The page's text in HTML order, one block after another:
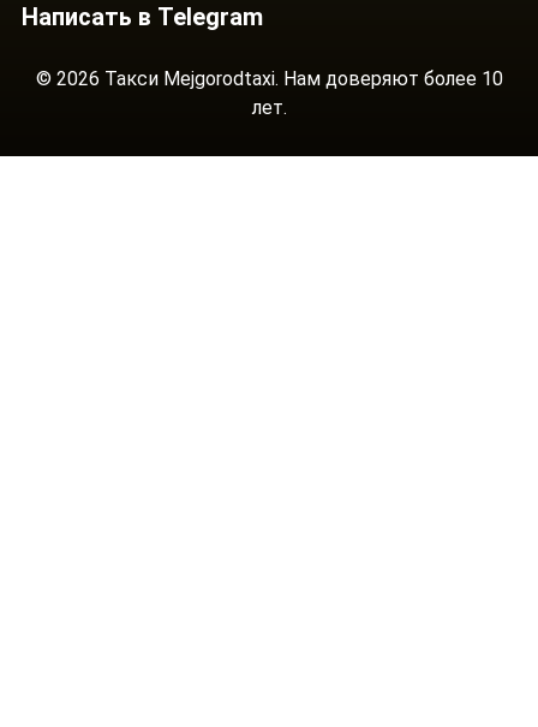
Написать в Telegram
© 2026 Такси Mejgorodtaxi. Нам доверяют более 10
лет.